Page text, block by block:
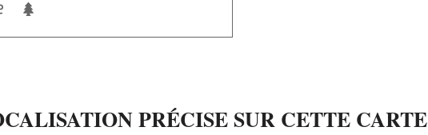
PRÉCISE SUR CETTE CARTE